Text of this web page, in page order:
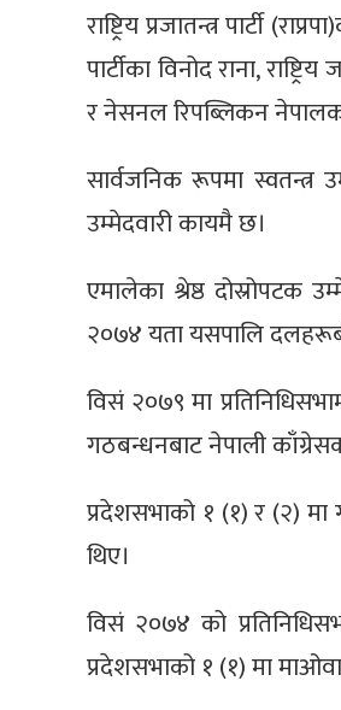
राष्ट्रिय प्रजातन्त्र पार्टी
पार्टीका विनोद राना,
र नेसनल रिपब्लिकन
सार्वजनिक रूपमा स्वतन्त्र
उम्मेदवारी कायमै छ।
एमालेका श्रेष्ठ दोस्रोपटक
२०७४ यता यसपालि
विसं २०७९ मा
गठबन्धनबाट नेपाली
प्रदेशसभाको १ (१) र (२) मा
थिए।
विसं २०७४ को
प्रदेशसभाको १ (१) मा